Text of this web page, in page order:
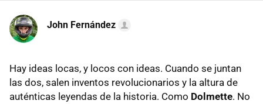
John Fernández
Hay ideas locas, y locos con ideas. Cuando se juntan
las dos, salen inventos revolucionarios y la altura de
auténticas leyendas de la historia. Como Dolmette. No